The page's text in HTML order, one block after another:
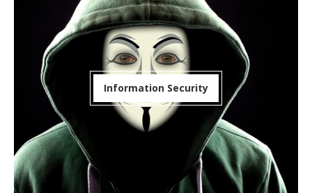
Information Security